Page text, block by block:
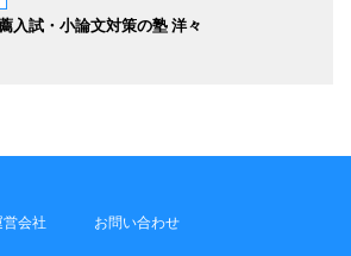
入試・小論文対策の塾 洋々
営会社 お問い合わせ